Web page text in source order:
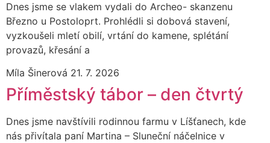
Dnes jsme se vlakem vydali do Archeo- skanzenu
Březno u Postoloprt. Prohlédli si dobová stavení,
vyzkoušeli mletí obilí, vrtání do kamene, splétání
provazů, křesání a
Míla Šinerová 21. 7. 2026
Příměstský tábor – den čtvrtý
Dnes jsme navštívili rodinnou farmu v Líšťanech, kde
nás přivítala paní Martina – Sluneční náčelnice v